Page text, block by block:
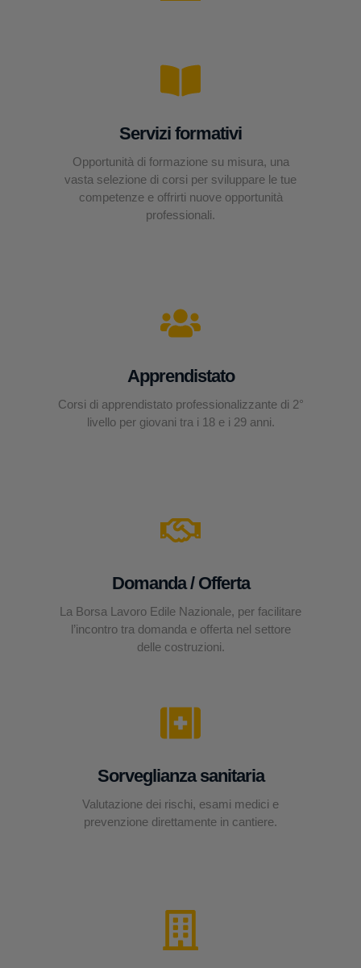
Servizi formativi
Opportunità di formazione su misura, una
vasta selezione di corsi per sviluppare le tue
competenze e offrirti nuove opportunità
professionali.
Apprendistato
Corsi di apprendistato professionalizzante di 2°
livello per giovani tra i 18 e i 29 anni.
Domanda / Offerta
La Borsa Lavoro Edile Nazionale, per facilitare
l’incontro tra domanda e offerta nel settore
delle costruzioni.
Sorveglianza sanitaria
Valutazione dei rischi, esami medici e
prevenzione direttamente in cantiere.